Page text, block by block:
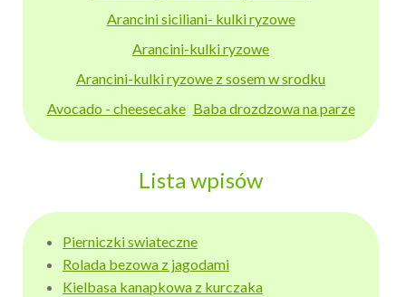
Arancini siciliani- kulki ryzowe
Arancini-kulki ryzowe
Arancini-kulki ryzowe z sosem w srodku
Avocado - cheesecake Baba drozdzowa na parze
Lista wpisów
Pierniczki swiateczne
Rolada bezowa z jagodami
Kielbasa kanapkowa z kurczaka